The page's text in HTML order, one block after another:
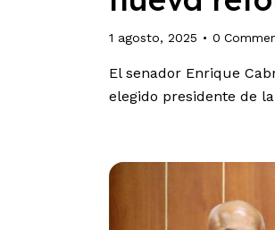
1 agosto, 2025 0
El senador Enrique
elegido presidente de